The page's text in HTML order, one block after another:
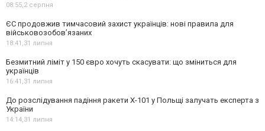
08:55,2 серпня
ЄС продовжив тимчасовий захист українців: нові правила для
військовозобов’язаних
18:41,31 липня
Безмитний ліміт у 150 євро хочуть скасувати: що зміниться для
українців
16:41,31 липня
До розслідування падіння ракети Х-101 у Польщі залучать експерта з
України
14:14,31 липня